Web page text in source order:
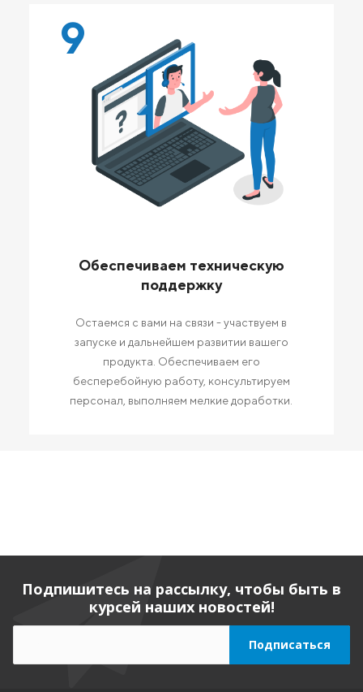
9
Обеспечиваем техническую
поддержку
Остаемся с вами на связи - участвуем в
запуске и дальнейшем развитии вашего
продукта. Обеспечиваем его
бесперебойную работу, консультируем
персонал, выполняем мелкие доработки.
Подпишитесь на рассылку, чтобы быть в
курсей наших новостей!